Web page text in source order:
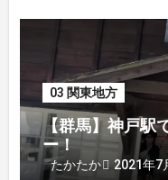
03 関東地方
【群馬】神戸駅
ー！
たかたか 2021年7